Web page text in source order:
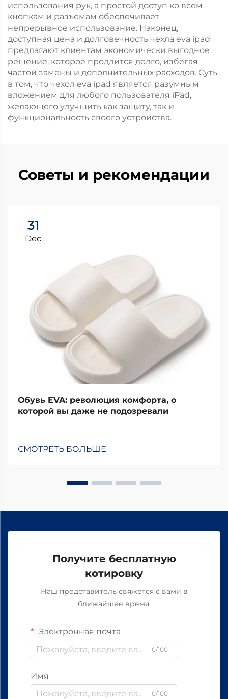
использования рук, а простой доступ ко всем
кнопкам и разъемам обеспечивает
непрерывное использование. Наконец,
доступная цена и долговечность чехла eva ipad
предлагают клиентам экономически выгодное
решение, которое продлится долго, избегая
частой замены и дополнительных расходов. Суть
в том, что чехол eva ipad является разумным
вложением для любого пользователя iPad,
желающего улучшить как защиту, так и
функциональность своего устройства.
Советы и рекомендации
31
Dec
Обувь EVA: революция комфорта, о
которой вы даже не подозревали
СМОТРЕТЬ БОЛЬШЕ
Получите бесплатную
котировку
Наш представитель свяжется с вами в
ближайшее время.
Электронная почта
0/100
Имя
0/100